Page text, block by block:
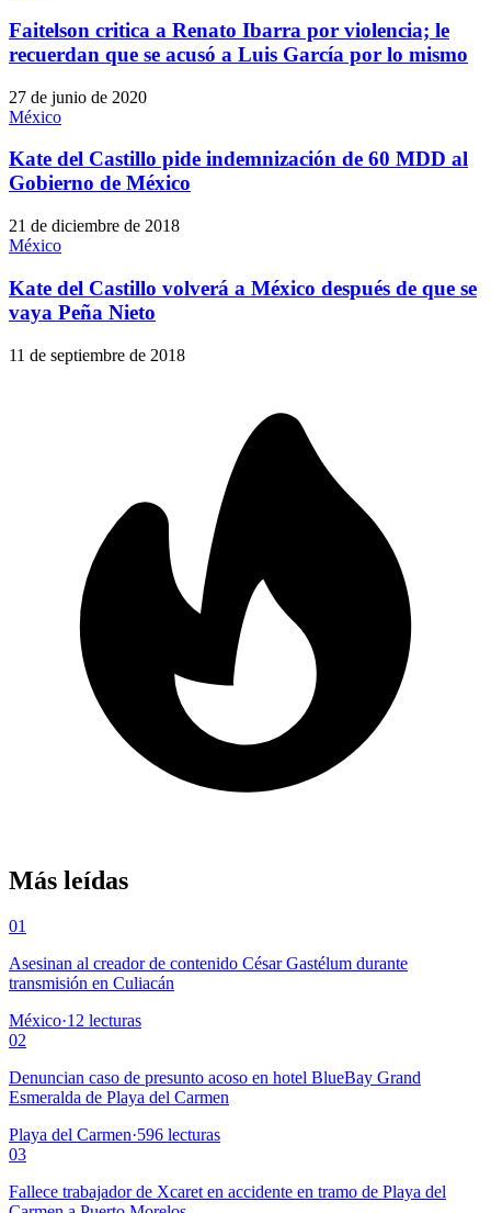
Faitelson critica a Renato Ibarra por violencia; le
recuerdan que se acusó a Luis García por lo mismo
27 de junio de 2020
México
Kate del Castillo pide indemnización de 60 MDD al
Gobierno de México
21 de diciembre de 2018
México
Kate del Castillo volverá a México después de que se
vaya Peña Nieto
11 de septiembre de 2018
Más leídas
01
Asesinan al creador de contenido César Gastélum durante
transmisión en Culiacán
México·12 lecturas
02
Denuncian caso de presunto acoso en hotel BlueBay Grand
Esmeralda de Playa del Carmen
Playa del Carmen·596 lecturas
03
Fallece trabajador de Xcaret en accidente en tramo de Playa del